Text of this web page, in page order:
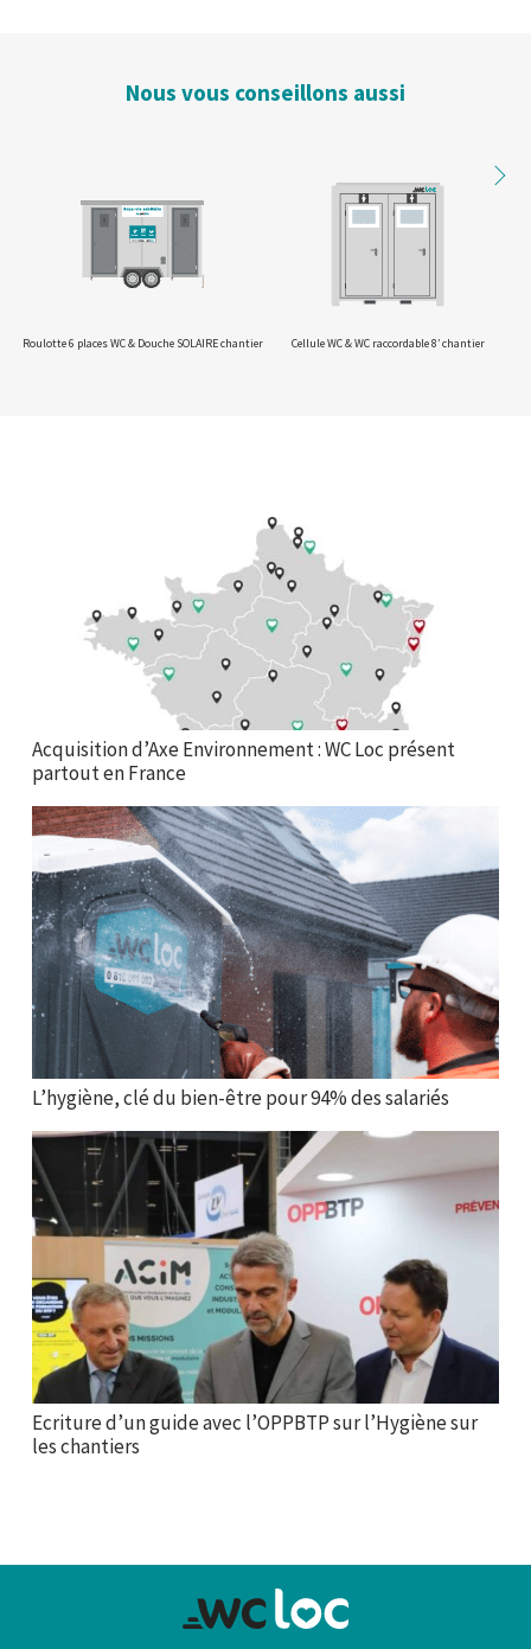
Nous vous conseillons aussi
Roulotte 6 places WC & Douche SOLAIRE chantier Cellule WC & WC raccordable 8′ chantier
Acquisition d’Axe Environnement : WC Loc présent
partout en France
L’hygiène, clé du bien-être pour 94% des salariés
Ecriture d’un guide avec l’OPPBTP sur l’Hygiène sur
les chantiers